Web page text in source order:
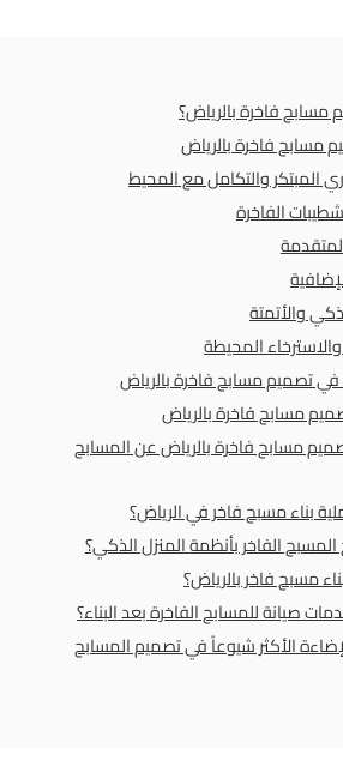
مسابح فاخرة بالرياض؟
مسابح فاخرة بالرياض
في تصميم مسابح فاخرة بالرياض
مسابح فاخرة بالرياض
مسابح فاخرة بالرياض عن المسابح
بناء مسبح فاخر في الرياض؟
الفاخر بأنظمة المنزل الذكي؟
مسبح فاخر بالرياض؟
صيانة للمسابح الفاخرة بعد البناء؟
الأكثر شيوعاً في تصميم المسابح